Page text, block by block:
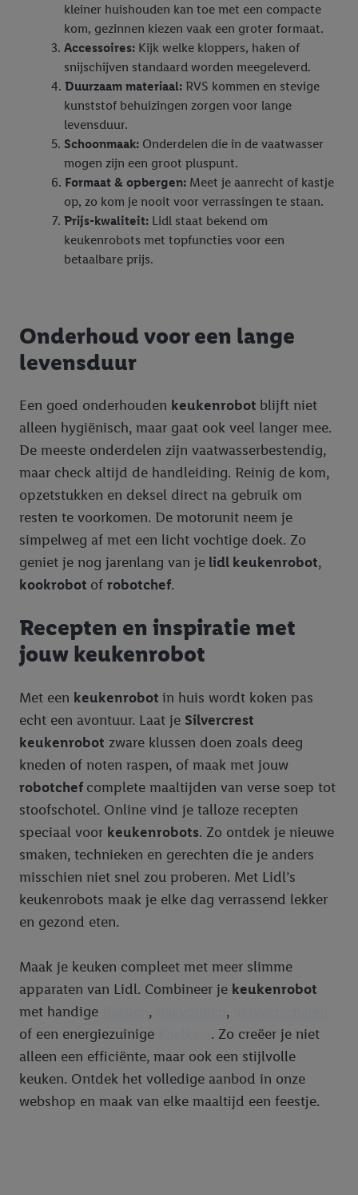
kleiner huishouden kan toe met een compacte
kom, gezinnen kiezen vaak een groter formaat.
Accessoires: Kijk welke kloppers, haken of
snijschijven standaard worden meegeleverd.
Duurzaam materiaal: RVS kommen en stevige
kunststof behuizingen zorgen voor lange
levensduur.
Schoonmaak: Onderdelen die in de vaatwasser
mogen zijn een groot pluspunt.
Formaat & opbergen: Meet je aanrecht of kastje
op, zo kom je nooit voor verrassingen te staan.
Prijs-kwaliteit: Lidl staat bekend om
keukenrobots met topfuncties voor een
betaalbare prijs.
Onderhoud voor een lange
levensduur
Een goed onderhouden keukenrobot blijft niet
alleen hygiënisch, maar gaat ook veel langer mee.
De meeste onderdelen zijn vaatwasserbestendig,
maar check altijd de handleiding. Reinig de kom,
opzetstukken en deksel direct na gebruik om
resten te voorkomen. De motorunit neem je
simpelweg af met een licht vochtige doek. Zo
geniet je nog jarenlang van je lidl keukenrobot,
kookrobot of robotchef.
Recepten en inspiratie met
jouw keukenrobot
Met een keukenrobot in huis wordt koken pas
echt een avontuur. Laat je Silvercrest
keukenrobot zware klussen doen zoals deeg
kneden of noten raspen, of maak met jouw
robotchef complete maaltijden van verse soep tot
stoofschotel. Online vind je talloze recepten
speciaal voor keukenrobots. Zo ontdek je nieuwe
smaken, technieken en gerechten die je anders
misschien niet snel zou proberen. Met Lidl’s
keukenrobots maak je elke dag verrassend lekker
en gezond eten.
Maak je keuken compleet met meer slimme
apparaten van Lidl. Combineer je keukenrobot
met handige
, ,
of een energiezuinige
. Zo creëer je niet
alleen een efficiënte, maar ook een stijlvolle
keuken. Ontdek het volledige aanbod in onze
webshop en maak van elke maaltijd een feestje.